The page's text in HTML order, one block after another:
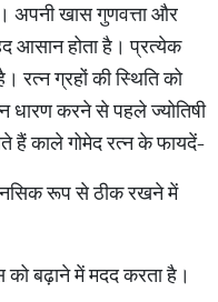
अपनी खास गुणवत्ता और
आसान होता है। प्रत्येक
रत्न ग्रहों की स्थिति को
धारण करने से पहले ज्योतिषी
हैं काले गोमेद रत्न के फायदें-
रूप से ठीक रखने में
बढ़ाने में मदद करता है।